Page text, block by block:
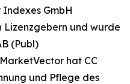
GmbH
Lizenzgebern und wurde
(Publ)
hat CC
und Pflege des